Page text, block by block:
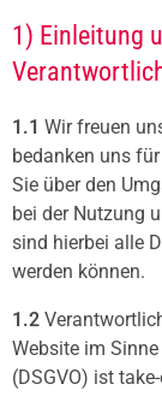
1) Einleitung
1.1 Wir freuen
bedanken uns
Sie über den
bei der Nutzung
sind hierbei alle
werden können.
1.2
Website im
(DSGVO) ist